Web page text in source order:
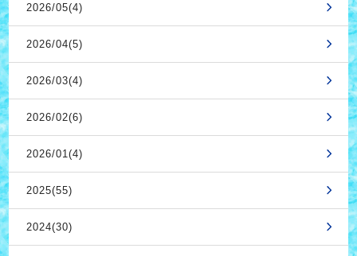
2026/05(4)
2026/04(5)
2026/03(4)
2026/02(6)
2026/01(4)
2025(55)
2024(30)